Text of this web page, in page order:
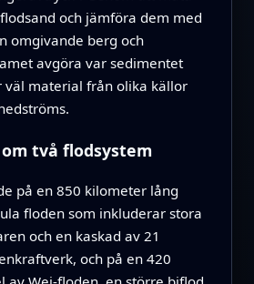
och jämföra dem med
omgivande berg och
avgöra var sedimentet
väl material från olika källor
två flodsystem
på en 850 kilometer lång
floden som inkluderar stora
och en kaskad av 21
och på en 420